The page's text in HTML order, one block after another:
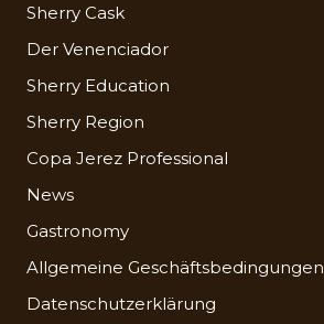
Sherry Cask
Der Venenciador
Sherry Education
Sherry Region
Copa Jerez Professional
News
Gastronomy
Allgemeine Geschäftsbedingungen
Datenschutzerklärung